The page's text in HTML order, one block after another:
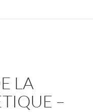
LA
–